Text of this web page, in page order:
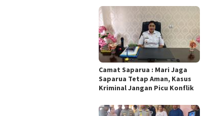
Camat Saparua : Mari Jaga
Saparua Tetap Aman, Kasus
Kriminal Jangan Picu Konflik